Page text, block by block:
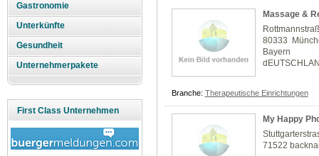
Gastronomie
Unterkünfte
Gesundheit
Unternehmerpakete
First Class Unternehmen
Massage &
80333
Bayern
Branche: Therapeutische Einrichtungen
My Happy
71522